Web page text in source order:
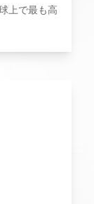
上で最も高